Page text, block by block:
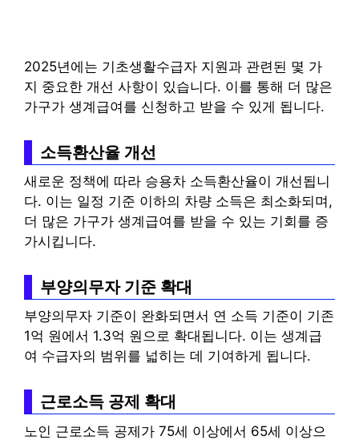
2025년에는 기초생활수급자 지원과 관련된 몇 가
지 중요한 개선 사항이 있습니다. 이를 통해 더 많은
가구가 생계급여를 신청하고 받을 수 있게 됩니다.
소득환산율 개선
새로운 정책에 따라 승용차 소득환산율이 개선됩니
다. 이는 일정 기준 이하의 차량 소득은 최소화되며,
더 많은 가구가 생계급여를 받을 수 있는 기회를 증
가시킵니다.
부양의무자 기준 확대
부양의무자 기준이 완화되면서 연 소득 기준이 기존
1억 원에서 1.3억 원으로 확대됩니다. 이는 생계급
여 수급자의 범위를 넓히는 데 기여하게 됩니다.
근로소득 공제 확대
노인 근로소득 공제가 75세 이상에서 65세 이상으